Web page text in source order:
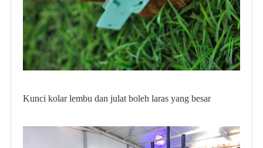
Kunci kolar lembu dan julat boleh laras yang besar